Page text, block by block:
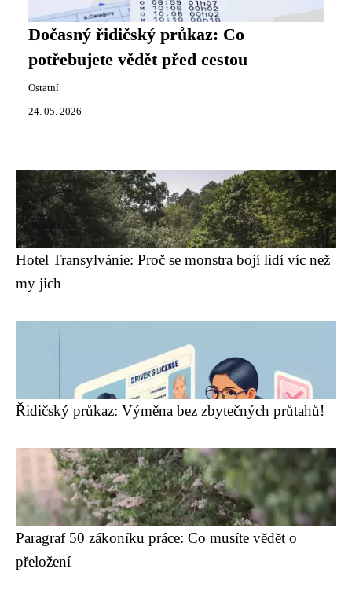
Dočasný řidičský průkaz: Co
potřebujete vědět před cestou
Ostatní
24. 05. 2026
Hotel Transylvánie: Proč se monstra bojí lidí víc než
my jich
Řidičský průkaz: Výměna bez zbytečných průtahů!
Paragraf 50 zákoníku práce: Co musíte vědět o
přeložení